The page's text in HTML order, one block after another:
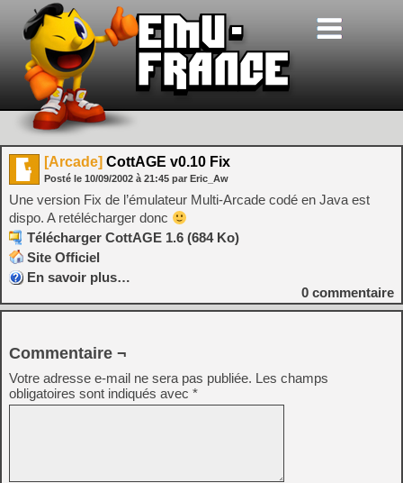
[Arcade] CottAGE v0.10 Fix
Posté le 10/09/2002 à 21:45 par Eric_Aw
Une version Fix de l’émulateur Multi-Arcade codé en Java est
dispo. A retélécharger donc
Télécharger CottAGE 1.6 (684 Ko)
Site Officiel
En savoir plus…
0 commentaire
Commentaire ¬
Votre adresse e-mail ne sera pas publiée. Les champs
obligatoires sont indiqués avec *